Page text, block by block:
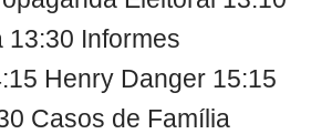
13:30 Informes
Henry Danger 15:15
Casos de Família